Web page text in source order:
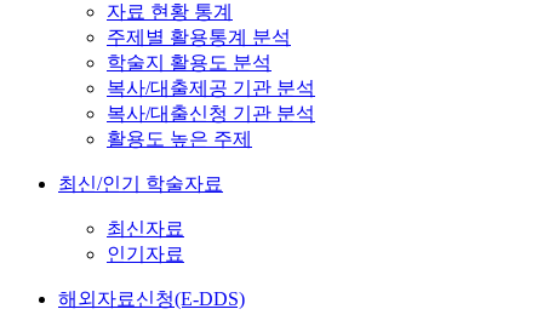
자료 현황 통계
주제별 활용통계 분석
학술지 활용도 분석
복사/대출제공 기관 분석
복사/대출신청 기관 분석
활용도 높은 주제
최신/인기 학술자료
최신자료
인기자료
해외자료신청(E-DDS)